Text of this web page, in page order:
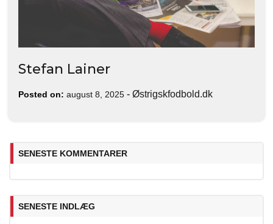
Stefan Lainer
Posted on: august 8, 2025 - Østrigskfodbold.dk
SENESTE KOMMENTARER
SENESTE INDLÆG